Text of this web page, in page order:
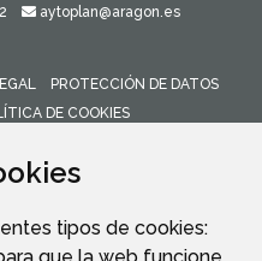
tipos de cookies:
aytoplan@aragon.es
PROTECCIÓN DE DATOS
DE COOKIES